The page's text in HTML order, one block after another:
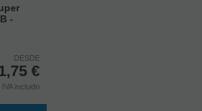
-
DESDE
€
IVA incluido